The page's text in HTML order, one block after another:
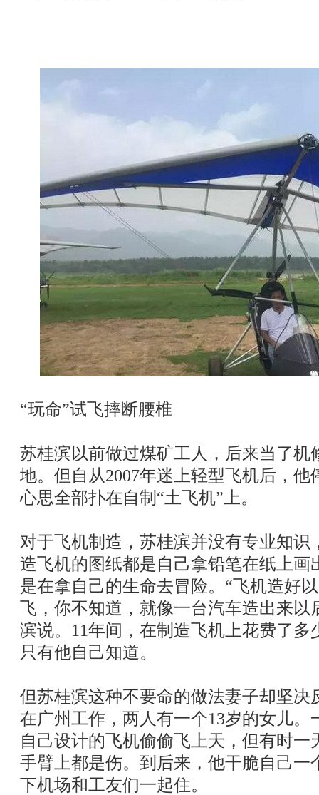
“玩命”试飞摔断腰椎
苏桂滨以前做过煤矿工人，后来当了机
地。但自从2007年迷上轻型飞机后，
心思全部扑在自制“土飞机”上。
对于飞机制造，苏桂滨并没有专业知识
造飞机的图纸都是自己拿铅笔在纸上画
是在拿自己的生命去冒险。“飞机造好
飞，你不知道，就像一台汽车造出来以
滨说。11年间，在制造飞机上花费了多
只有他自己知道。
但苏桂滨这种不要命的做法妻子却坚决
在广州工作，两人有一个13岁的女儿。
自己设计的飞机偷偷飞上天，但有时一
手臂上都是伤。到后来，他干脆自己一
下机场和工友们一起住。